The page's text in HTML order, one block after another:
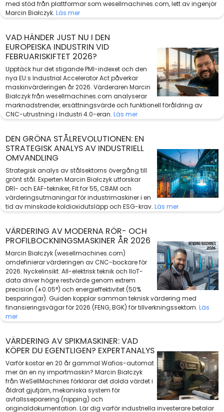
med stöd från plattformar som wesellmachines.com, lett av ingenjör
Marcin Białczyk. Läs mer
VAD HÄNDER JUST NU I DEN
EUROPEISKA INDUSTRIN VID
FEBRUARISKIFTET 2026?
Upptäck hur det stigande PMI-indexet och den
nya EU:s Industrial Accelerator Act påverkar
maskinvärderingen år 2026. Värderaren Marcin
Białczyk från wesellmachines.com analyserar
marknadstrender, ersättningsvärde och funktionell föråldring av
CNC-utrustning i Industri 4.0-eran. Läs mer
DEN GRÖNA STÅLREVOLUTIONEN: EN
STRATEGISK ANALYS AV INDUSTRIELL
OMVANDLING
Strategisk analys av stålsektorns övergång till
grönt stål. Experten Marcin Białczyk utforskar
DRI- och EAF-tekniker, Fit for 55, CBAM och
värderingsutmaningar för industrimaskiner i en
tid av minskade koldioxidutsläpp och ESG-krav. Läs mer
VÄRDERING AV MODERNA RÖR- OCH
PROFILBOCKNINGSMASKINER ÅR 2026
Marcin Białczyk (wesellmachines.com)
omdefinierar värderingen av CNC-bockare för
2026. Nyckelinsikt: All-elektrisk teknik och IIoT-
data driver högre restvärde genom extrem
precision (±0.05°) och energieffektivitet (50%
besparingar). Guiden kopplar samman teknisk värdering med
finansieringsvägar för 2026 (FENG, BGK) för tillverkningssektorn. Läs
mer
VÄRDERING AV SPIKMASKINER: VAD
KÖPER DU EGENTLIGEN? EXPERTANALYS
Varför kostar en 20 år gammal Wafios-automat
mer än en ny importmaskin? Marcin Białczyk
från WeSellMachines förklarar det dolda värdet i
åldrat gjutjärn, mekaniska system för
avfallsseparering (nipping) och
originaldokumentation. Lär dig varför industriella investerare betalar